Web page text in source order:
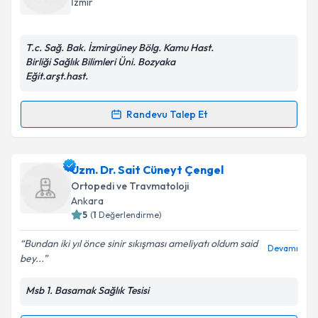
'ni okudum ve kişisel verilerimin belirtilen
kapsamda işlenmesini kabul ediyorum.
Takvim Talebini Gönder
T.c. Sağ. Bak. İzmirgüney Bölg. Kamu Hast.
Birliği Sağlık Bilimleri Üni. Bozyaka
Eğit.arşt.hast.
Randevu Talep Et
Randevu Takvimi Talebi
Uzm. Dr. Zafer Kementiçin randevu takvimi talebi
oluşturun. Size bu uzmandan randevu almanız için bir
takvim hazırlandığında e-posta ile bilgilendireceğiz.
Kişisel verilerimin işlenmesine ilişkin
Uzm. Dr. Sait Cüneyt Çengel
Ortopedi ve Travmatoloji
Ankara
5 (1 Değerlendirme)
Bundan iki yıl önce sinir sıkışması ameliyatı oldum said
bey...
Devamı
Msb 1. Basamak Sağlık Tesisi